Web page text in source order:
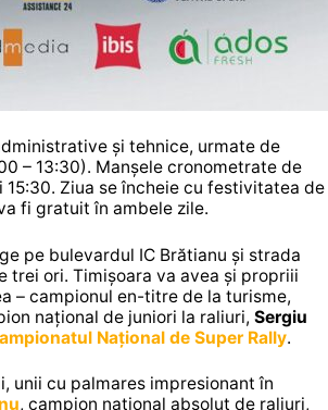
și tehnice, urmate de
– 13:30). Manșele cronometrate de
Ziua se încheie cu festivitatea de
fi gratuit în ambele zile.
pe bulevardul IC Brătianu și strada
trei ori. Timișoara va avea și propriii
– campionul en-titre de la turisme,
național de juniori la raliuri, Sergiu
Național de Super Rally.
unii cu palmares impresionant în
, campion național absolut de raliuri,